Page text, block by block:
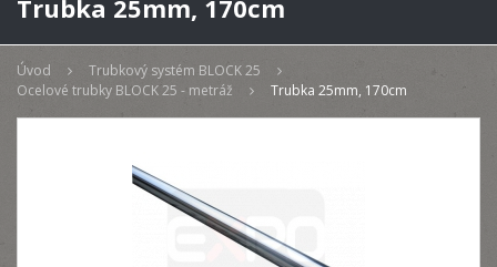
Trubka 25mm, 170cm
Úvod
Trubkový systém BLOCK 25
Ocelové trubky BLOCK 25 - metráž
Trubka 25mm, 170cm